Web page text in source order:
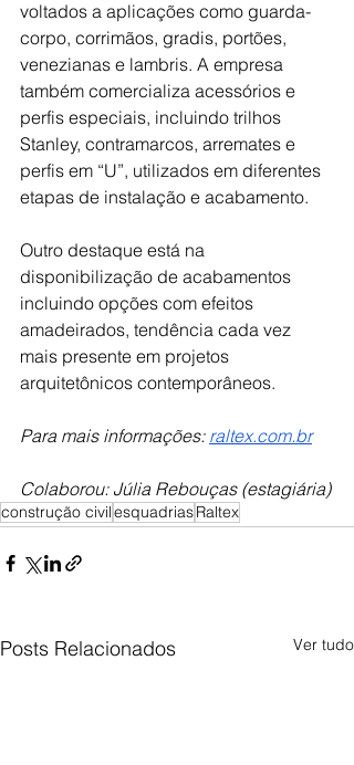
voltados a aplicações como guarda-
corpo, corrimãos, gradis, portões,
venezianas e lambris. A empresa
também comercializa acessórios e
perfis especiais, incluindo trilhos
Stanley, contramarcos, arremates e
perfis em “U”, utilizados em diferentes
etapas de instalação e acabamento.
Outro destaque está na
disponibilização de acabamentos
incluindo opções com efeitos
amadeirados, tendência cada vez
mais presente em projetos
arquitetônicos contemporâneos.
Para mais informações: raltex.com.br
Colaborou: Júlia Rebouças (estagiária)
construção civilesquadriasRaltex
Posts Relacionados Ver tudo